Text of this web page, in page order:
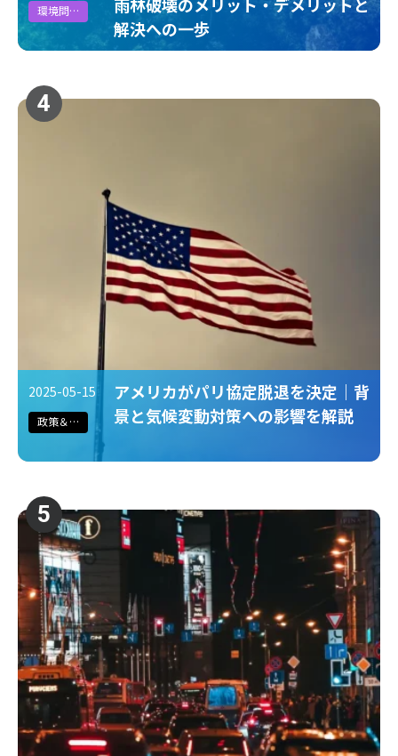
環境問題
解決への一歩
4
2025-05-15
政策＆法規制
アメリカがパリ協定脱退を決定｜背
景と気候変動対策への影響を解説
5